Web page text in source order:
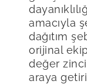
amacıyla
dağıtım
orijinal
değer
araya